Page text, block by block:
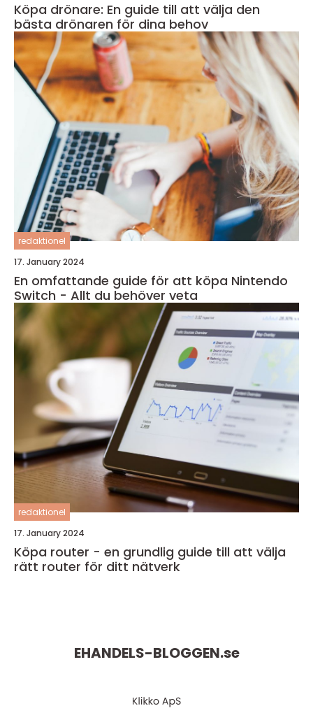
Köpa drönare: En guide till att välja den
bästa drönaren för dina behov
redaktionel
17. January 2024
En omfattande guide för att köpa Nintendo
Switch - Allt du behöver veta
redaktionel
17. January 2024
Köpa router - en grundlig guide till att välja
rätt router för ditt nätverk
EHANDELS-BLOGGEN.se